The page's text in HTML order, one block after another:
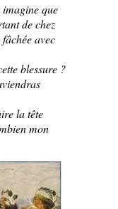
que
de chez
avec
blessure ?
la tête
mon